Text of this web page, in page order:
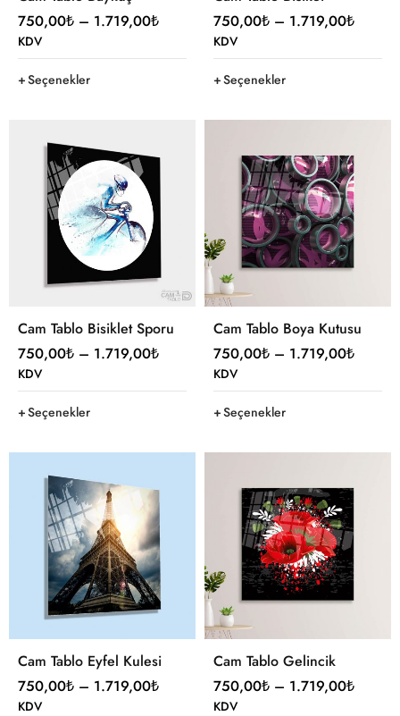
750,00₺ – 1.719,00₺
KDV
Seçenekler
750,00₺ – 1.719,00₺
KDV
Seçenekler
Cam Tablo Bisiklet Sporu
750,00₺ – 1.719,00₺
KDV
Seçenekler
Cam Tablo Boya Kutusu
750,00₺ – 1.719,00₺
KDV
Seçenekler
Cam Tablo Eyfel Kulesi
750,00₺ – 1.719,00₺
KDV
Cam Tablo Gelincik
750,00₺ – 1.719,00₺
KDV